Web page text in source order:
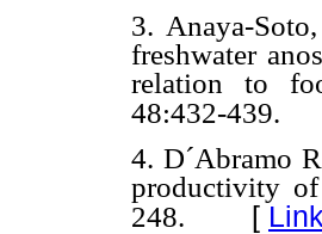
3. Anaya-
freshwater
relation to
48:432-439.
4. D´Abramo
productivity of
248. [